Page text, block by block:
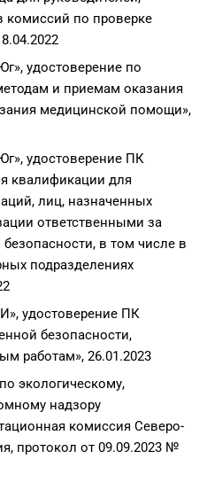
комиссий по проверке
удостоверение по
и приемам оказания
медицинской помощи»,
удостоверение ПК
квалификации для
лиц, назначенных
ответственными за
в том числе в
подразделениях
удостоверение ПК
безопасности,
работам», 26.01.2023
экологическому,
надзору
комиссия Северо-
протокол от 09.09.2023 №